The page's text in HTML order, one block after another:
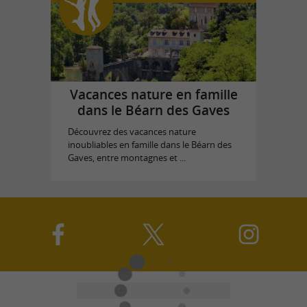
Vacances nature en famille
dans le Béarn des Gaves
Découvrez des vacances nature
inoubliables en famille dans le Béarn des
Gaves, entre montagnes et ...